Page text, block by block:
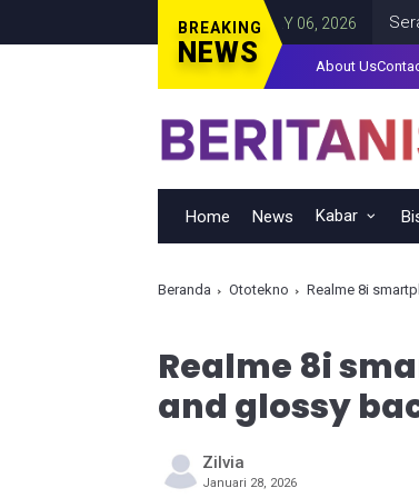
BREAKING
NEWS
JANUARY 06, 2026 Seratus
About Us
Home News Kabar
Beranda Ototekno Realme 8i
Realme 8i
and glossy
Zilvia
Januari 28, 2026